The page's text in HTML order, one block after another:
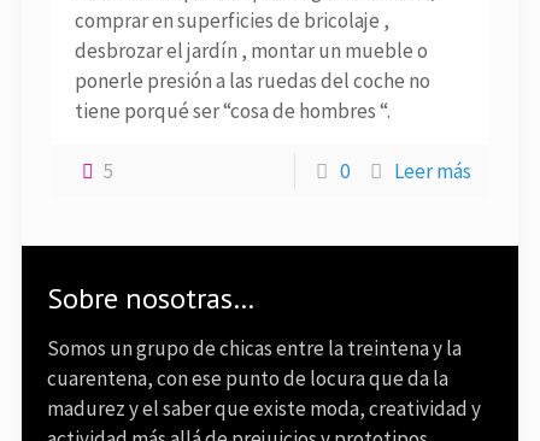
comprar en superficies de bricolaje ,
desbrozar el jardín , montar un mueble o
ponerle presión a las ruedas del coche no
tiene porqué ser “cosa de hombres “.
5 0 Leer más
Sobre nosotras…
Somos un grupo de chicas entre la treintena y la
cuarentena, con ese punto de locura que da la
madurez y el saber que existe moda, creatividad y